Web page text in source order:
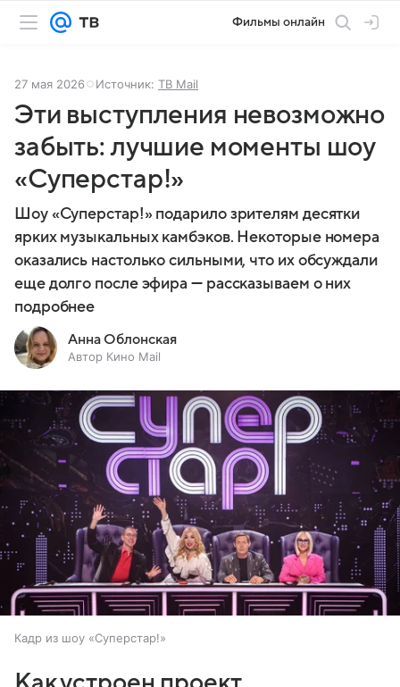
Фильмы онлайн
27 мая 2026 Источник: ТВ Mail
Эти выступления невозможно
забыть: лучшие моменты шоу
«Суперстар!»
Шоу «Суперстар!» подарило зрителям десятки
ярких музыкальных камбэков. Некоторые номера
оказались настолько сильными, что их обсуждали
еще долго после эфира — рассказываем о них
подробнее
Анна Облонская
Автор Кино Mail
Кадр из шоу «Суперстар!»